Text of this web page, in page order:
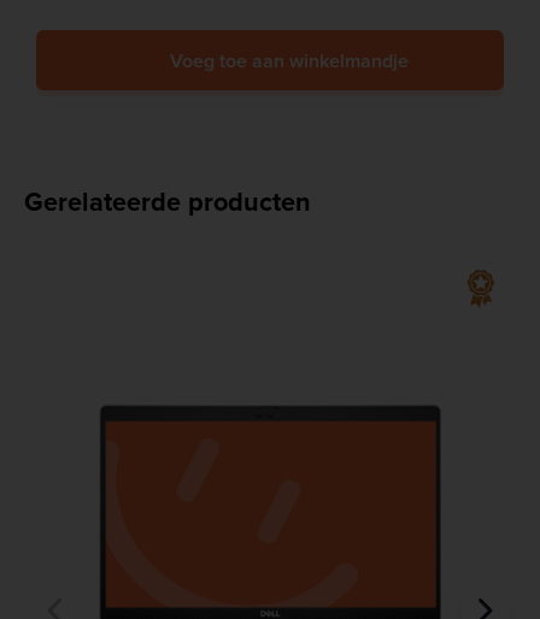
Voeg toe aan winkelmandje
Gerelateerde producten